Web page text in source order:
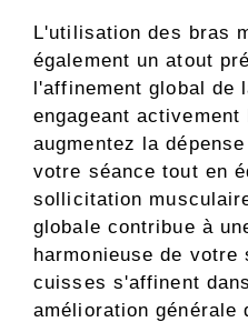
L'utilisation des bras
également un atout
l'affinement global de
engageant
augmentez la
votre séance tout en
sollicitation
globale contribue à
harmonieuse de votre
cuisses s'affinent
amélioration générale